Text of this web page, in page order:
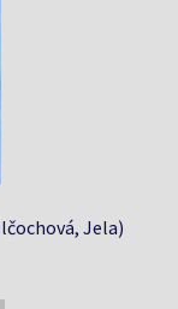
Jela)